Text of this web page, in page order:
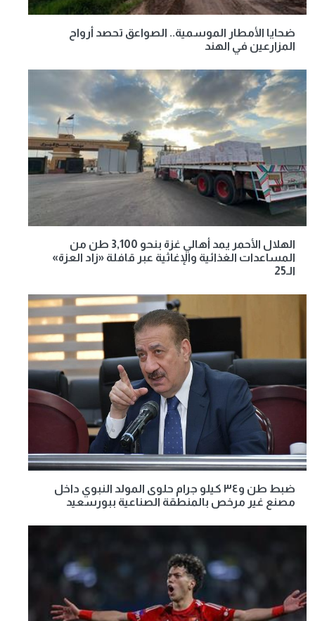
ضحايا الأمطار الموسمية.. الصواعق تحصد أرواح
المزارعين في الهند
الهلال الأحمر يمد أهالي غزة بنحو 3,100 طن من
المساعدات الغذائية والإغاثية عبر قافلة «زاد العزة»
الـ25
ضبط طن و٣٤ كيلو جرام حلوى المولد النبوي داخل
مصنع غير مرخص بالمنطقة الصناعية ببورسعيد